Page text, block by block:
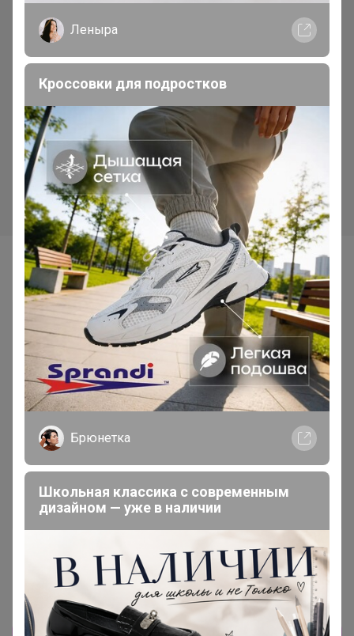
СКИДКА !
2 350р
Рубашка 2053
2 435р
Футболка 2062
Самые желанные
MIXAN 5089.2
5 126,4р
Платья миди MIXAN 5067
Леныра
Кроссовки для подростков
Брюнетка
Школьная классика с современным
дизайном — уже в наличии